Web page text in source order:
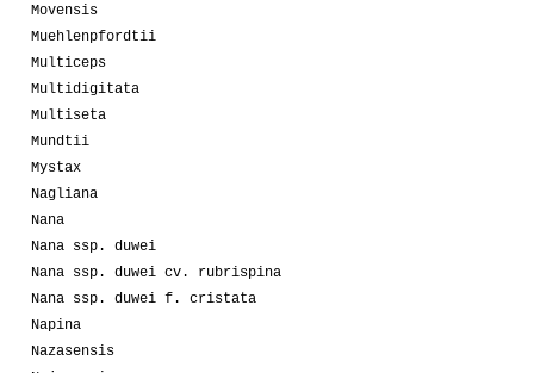
Movensis
Muehlenpfordtii
Multiceps
Multidigitata
Multiseta
Mundtii
Mystax
Nagliana
Nana
Nana ssp. duwei
Nana ssp. duwei cv. rubrispina
Nana ssp. duwei f. cristata
Napina
Nazasensis